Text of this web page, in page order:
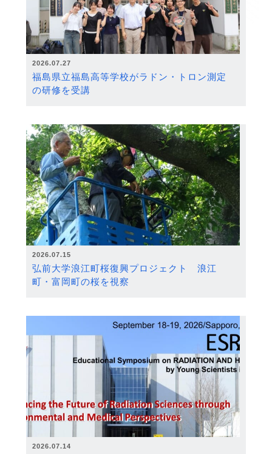
2026.07.27
福島県立福島高等学校がラドン・トロン測定
の研修を受講
2026.07.15
弘前大学浪江町桜復興プロジェクト 浪江
町・富岡町の桜を視察
2026.07.14